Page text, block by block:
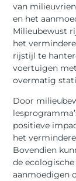
van
en het
Milieubewust
het
rijstijl te
voertuigen
overmatig
Door
positieve
het
Bovendien
de
aanmoedigen